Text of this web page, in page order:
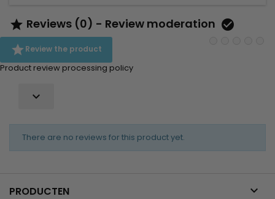
 Reviews (0) - Review moderation 
Review the product
Product review processing policy

There are no reviews for this product yet.
PRODUCTEN 